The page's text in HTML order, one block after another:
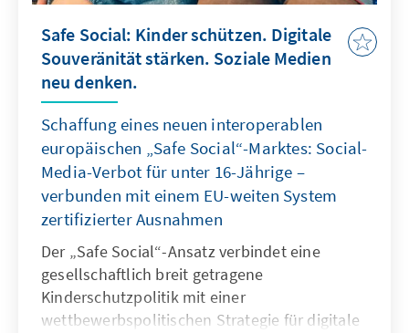
Safe Social: Kinder schützen. Digitale
Souveränität stärken. Soziale Medien
neu denken.
Schaffung eines neuen interoperablen
europäischen „Safe Social“-Marktes: Social-
Media-Verbot für unter 16-Jährige –
verbunden mit einem EU-weiten System
zertifizierter Ausnahmen
Der „Safe Social“-Ansatz verbindet eine
gesellschaftlich breit getragene
Kinderschutzpolitik mit einer
wettbewerbspolitischen Strategie für digitale